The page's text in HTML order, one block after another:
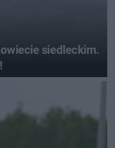
siedleckim.